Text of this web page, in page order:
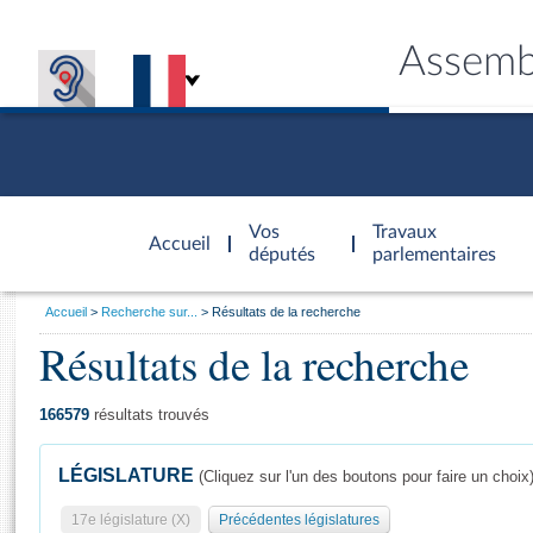
Accueil
d'accueil
Vos
députés
Travaux
parlementaires
Général
Vous
Accueil Recherche sur... Résultats de la recherche
Résultats de la recherche
166579 résultats trouvés
LÉGISLATURE (Cliquez sur l'un des boutons pour faire un choix)
17e législature (X) Précédentes législatures